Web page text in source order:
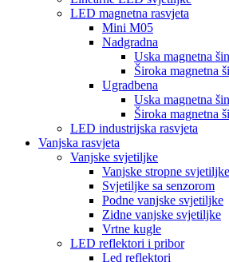
LED magnetna rasvjeta
Mini M05
Nadgradna
Uska magnetna
Široka magnetna
Ugradbena
Uska magnetna
Široka magnetna
LED industrijska rasvjeta
Vanjska rasvjeta
Vanjske svjetiljke
Vanjske stropne svjetiljke
Svjetiljke sa senzorom
Podne vanjske svjetiljke
Zidne vanjske svjetiljke
Vrtne kugle
LED reflektori i pribor
Led reflektori